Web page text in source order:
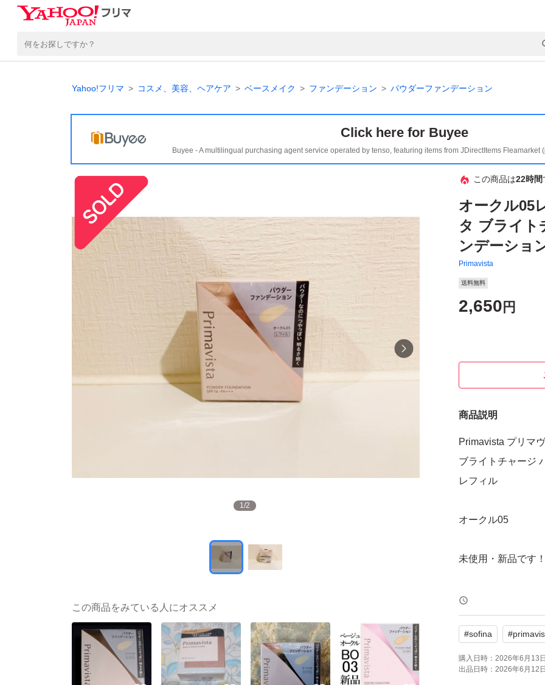
Yahoo!フリマ コスメ、美容、ヘアケア ベースメイク ファンデーション パウダーファンデーション
Click here for Buyee
Buyee - A multilingual purchasing agent service operated by tenso, featuring items from JDirectItems Fleamarket
1/2
この商品は22時間
オークル05
タ ブライト
ンデーショ
Primavista
送料無料
2,650 円
商品説明
Primavista プリマ
ブライトチャージ
レフィル
オークル05
未使用・新品です！
●ひと塗りで、均一
着。
●粉っぽさを感じ
●光を味方に肌に明
バー。
#sofina #
購入日時： 2026年6月13
出品日時： 2026年6月12
この商品をみている人にオススメ